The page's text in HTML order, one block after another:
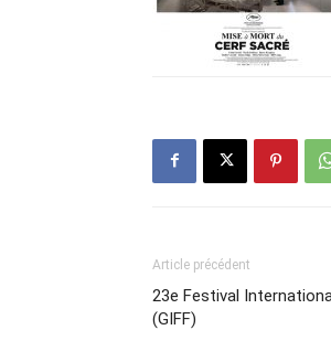
Article précédent
23e Festival
(GIFF)